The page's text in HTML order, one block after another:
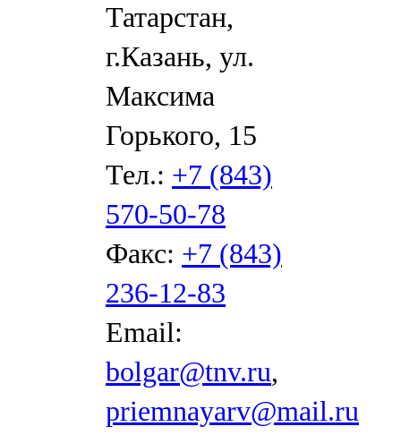
Татарстан,
г.Казань, ул.
Максима
Горького, 15
Тел.: +7 (843)
570-50-78
Факс: +7 (843)
236-12-83
Email:
bolgar@tnv.ru,
priemnayarv@mail.ru